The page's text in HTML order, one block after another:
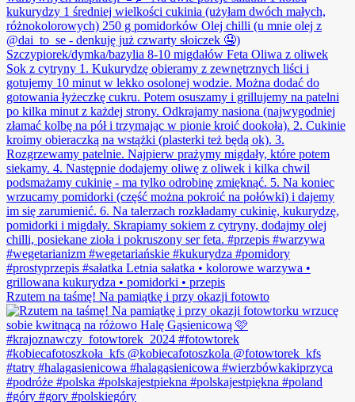
Rzutem na taśmę! Na pamiątkę i przy okazji fotowto